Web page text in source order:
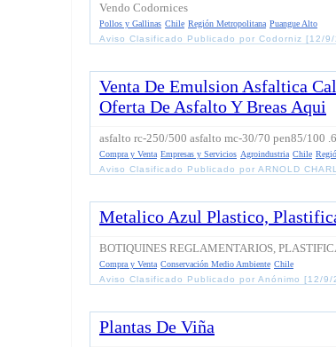
Vendo Codornices
Pollos y Gallinas Chile Región Metropolitana Puangue Alto
Aviso Clasificado Publicado por Codorniz [12/9/
Venta De Emulsion Asfaltica
Oferta De Asfalto Y Breas Aqui
asfalto rc-250/500 asfalto mc-30/70 pen85/100
Compra y Venta Empresas y Servicios Agroindustria Chile
Aviso Clasificado Publicado por ARNOLD
Metalico Azul Plastico,
BOTIQUINES REGLAMENTARIOS,
Compra y Venta Conservación Medio Ambiente Chile
Aviso Clasificado Publicado por Anónimo [12/9/
Plantas De Viña